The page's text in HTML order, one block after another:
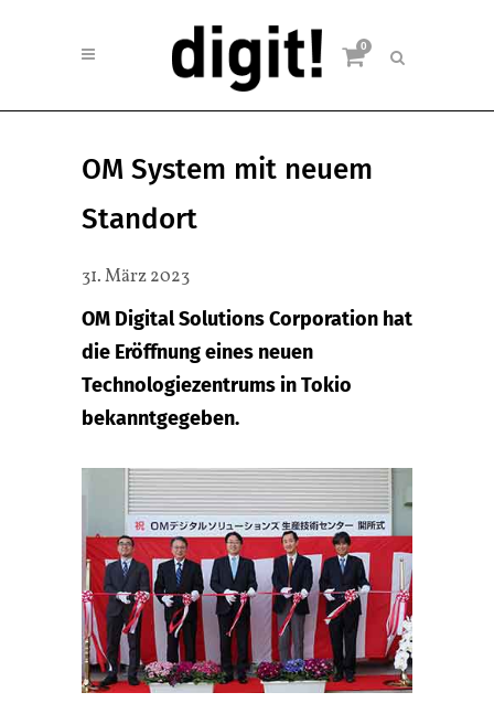
0
OM System mit neuem
Standort
31. März 2023
OM Digital Solutions Corporation hat
die Eröffnung eines neuen
Technologiezentrums in Tokio
bekanntgegeben.